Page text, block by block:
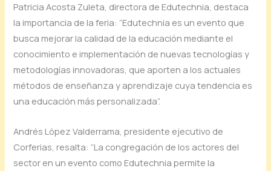
Patricia Acosta Zuleta, directora de Edutechnia, destaca
la importancia de la feria: “Edutechnia es un evento que
busca mejorar la calidad de la educación mediante el
conocimiento e implementación de nuevas tecnologías y
metodologías innovadoras, que aporten a los actuales
métodos de enseñanza y aprendizaje cuya tendencia es
una educación más personalizada”.
Andrés López Valderrama, presidente ejecutivo de
Corferias, resalta: “La congregación de los actores del
sector en un evento como Edutechnia permite la